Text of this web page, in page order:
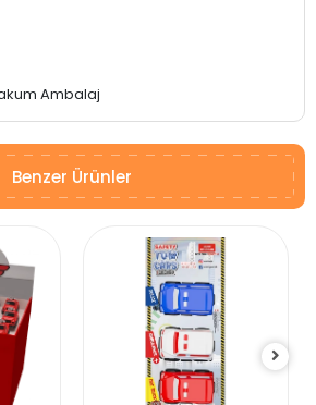
Ambalaj
Benzer Ürünler